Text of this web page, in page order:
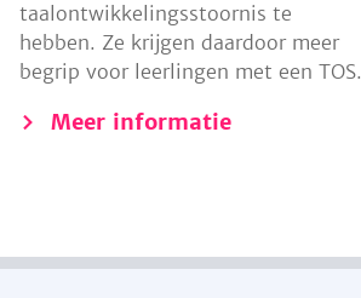
taalontwikkelingsstoornis te
hebben. Ze krijgen daardoor meer
begrip voor leerlingen met een TOS.
Meer informatie